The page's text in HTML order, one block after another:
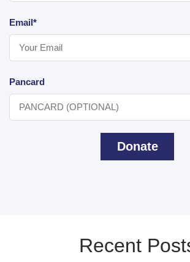
Email*
Pancard
Donate
Recent